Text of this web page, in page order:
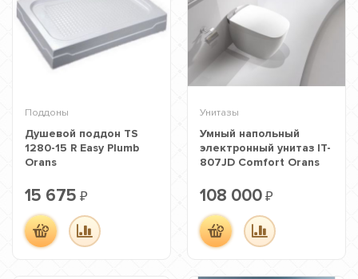
Поддоны
Душевой поддон TS
1280-15 R Easy Plumb
Orans
15 675 ₽
Унитазы
Умный напольный
электронный унитаз IT-
807JD Comfort Orans
108 000 ₽